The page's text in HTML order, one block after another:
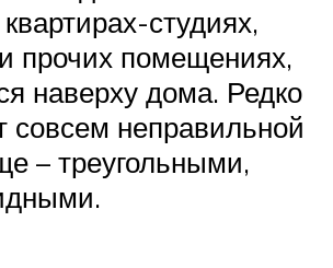
студиях,
прочих помещениях,
наверху дома. Редко
совсем неправильной
– треугольными,